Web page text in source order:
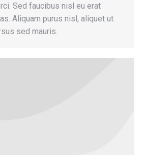
Sed faucibus nisl eu erat
Aliquam purus nisl, aliquet ut
sed mauris.